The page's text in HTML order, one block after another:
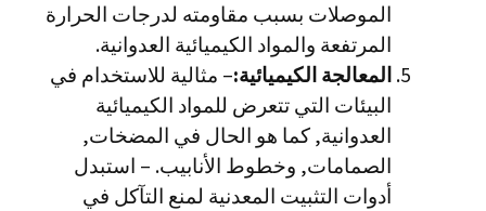
الموصلات بسبب مقاومته لدرجات الحرارة
المرتفعة والمواد الكيميائية العدوانية.
المعالجة الكيميائية:– مثالية للاستخدام في
البيئات التي تتعرض للمواد الكيميائية
العدوانية, كما هو الحال في المضخات,
الصمامات, وخطوط الأنابيب. – استبدل
أدوات التثبيت المعدنية لمنع التآكل في